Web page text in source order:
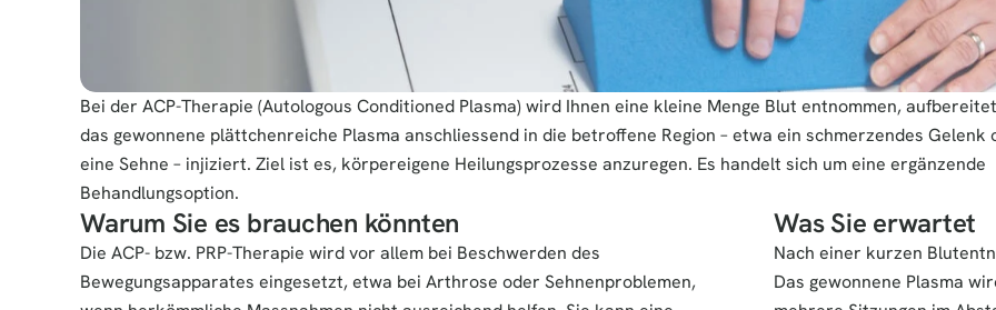
Bei der ACP-Therapie (Autologous Conditioned Plasma) wird Ihnen eine kleine Menge Blut entnommen,
das gewonnene plättchenreiche Plasma anschliessend in die betroffene Region – etwa ein schmerzendes Gelenk
eine Sehne – injiziert. Ziel ist es, körpereigene Heilungsprozesse anzuregen. Es handelt sich um eine ergänzende
Behandlungsoption.
Warum Sie es brauchen könnten
Die ACP- bzw. PRP-Therapie wird vor allem bei Beschwerden des
Bewegungsapparates eingesetzt, etwa bei Arthrose oder Sehnenproblemen,
Was Sie erwartet
Nach einer kurzen
Das gewonnene Plasma